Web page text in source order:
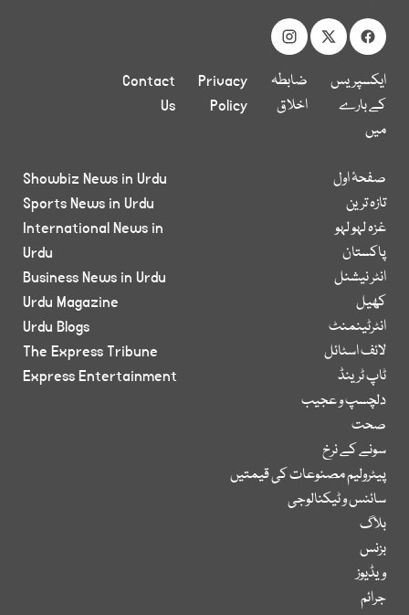
ایکسپریس
کے بارے
میں
ضابطہ
اخلاق
Privacy
Policy
Contact
Us
صفحۂ اول
تازہ ترین
غزہ لہو لہو
پاکستان
انٹر نیشنل
کھیل
انٹرٹینمنٹ
لائف اسٹائل
ٹاپ ٹرینڈ
دلچسپ و عجیب
صحت
سونے کے نرخ
پیٹرولیم مصنوعات کی قیمتیں
سائنس و ٹیکنالوجی
بلاگ
بزنس
ویڈیوز
جرائم
Showbiz News in Urdu
Sports News in Urdu
International News in
Urdu
Business News in Urdu
Urdu Magazine
Urdu Blogs
The Express Tribune
Express Entertainment